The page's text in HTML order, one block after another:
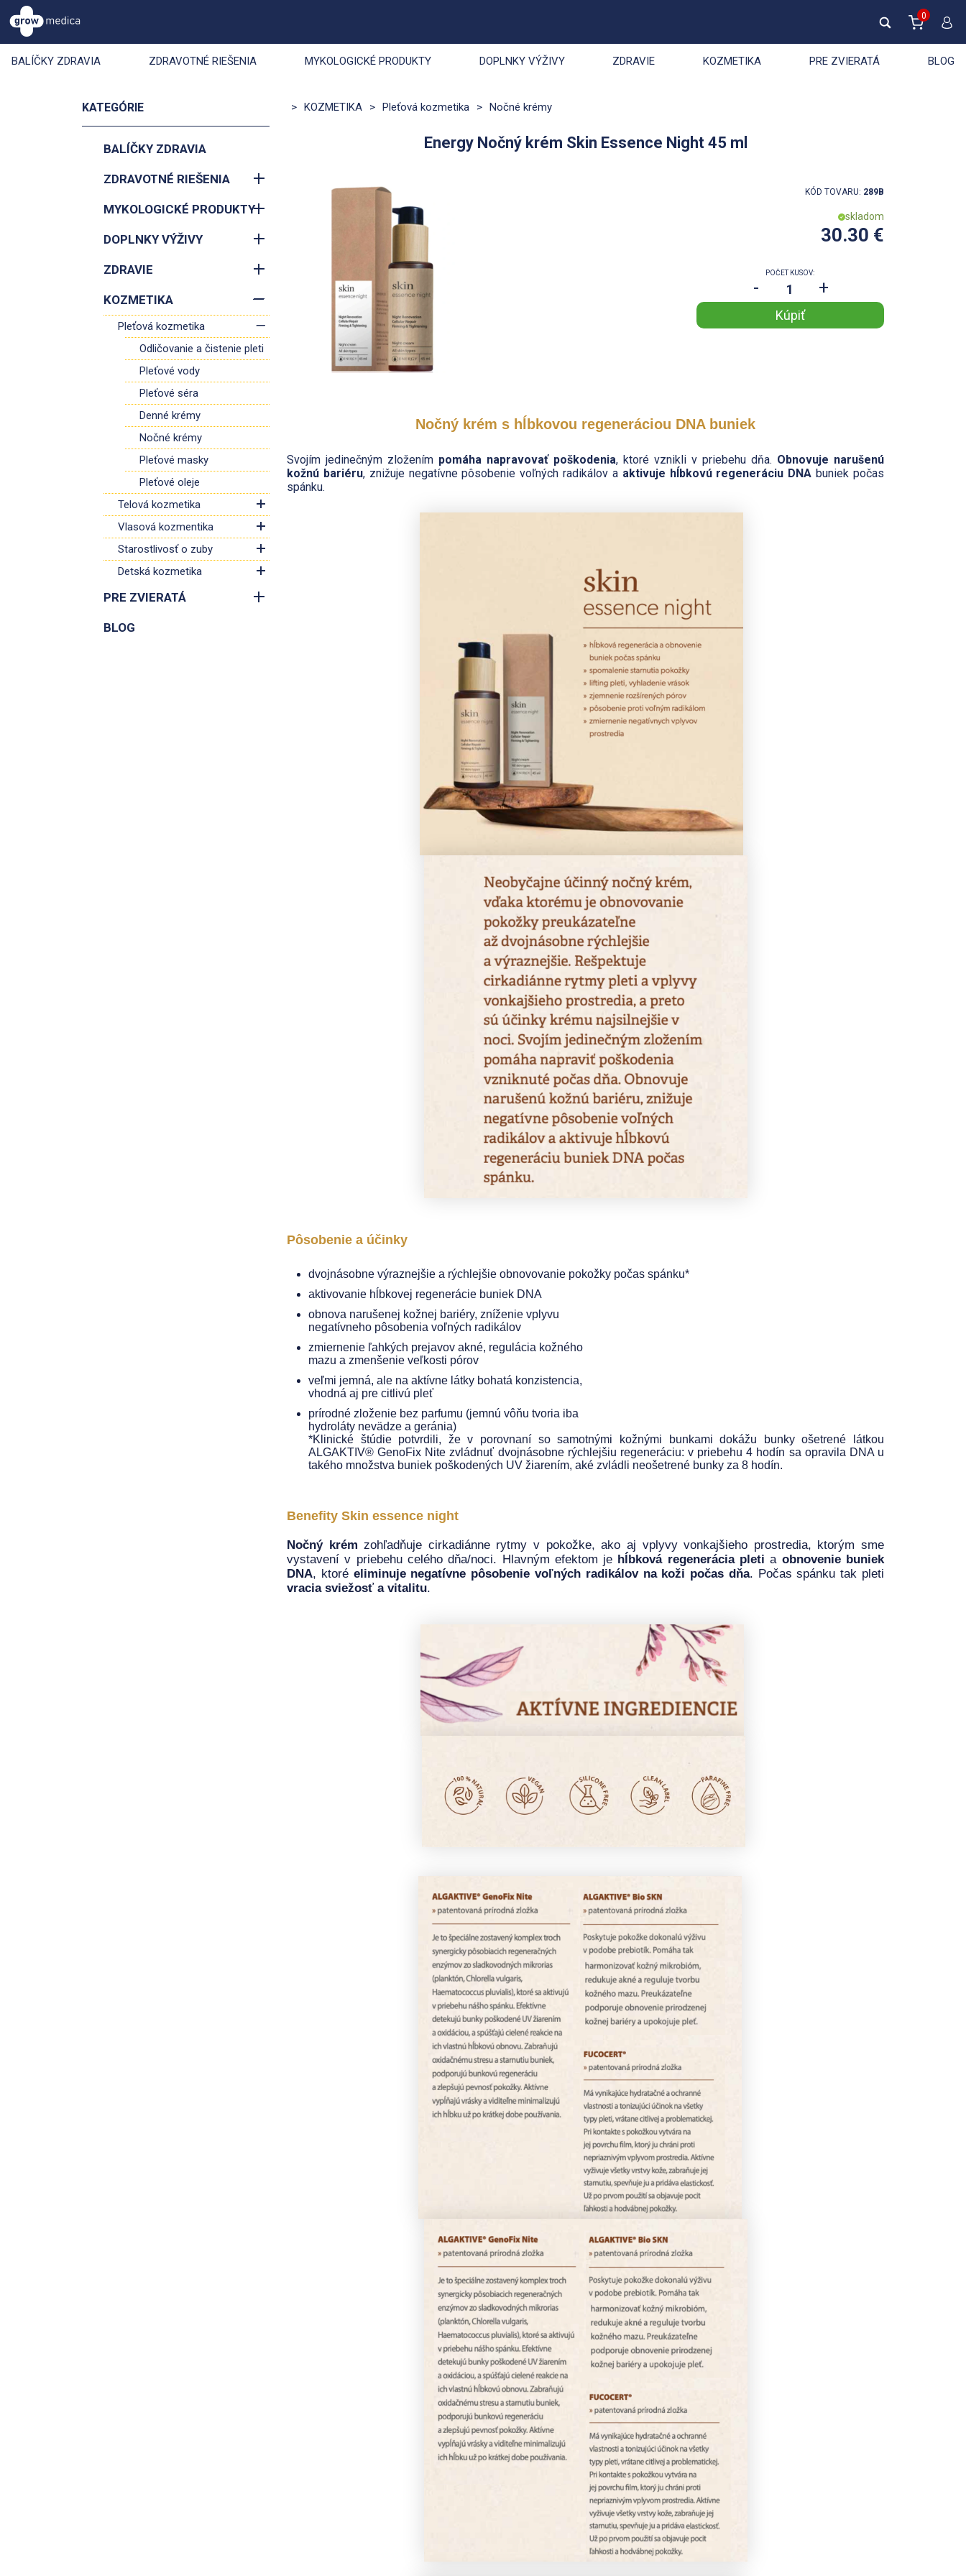
0
BALÍČKY ZDRAVIA ZDRAVOTNÉ RIEŠENIA MYKOLOGICKÉ PRODUKTY DOPLNKY VÝŽIVY ZDRAVIE KOZMETIKA PRE ZVIERATÁ BLOG
KATEGÓRIE
BALÍČKY ZDRAVIA
ZDRAVOTNÉ RIEŠENIA
MYKOLOGICKÉ PRODUKTY
DOPLNKY VÝŽIVY
ZDRAVIE
KOZMETIKA
Pleťová kozmetika
Odličovanie a čistenie pleti
Pleťové vody
Pleťové séra
Denné krémy
Nočné krémy
Pleťové masky
Pleťové oleje
Telová kozmetika
Vlasová kozmentika
Starostlivosť o zuby
Detská kozmetika
PRE ZVIERATÁ
BLOG
> KOZMETIKA > Pleťová kozmetika > Nočné krémy
Energy Nočný krém Skin Essence Night 45 ml
KÓD TOVARU: 289B
skladom
30.30 €
POČET KUSOV:
- +
Nočný krém s hĺbkovou regeneráciou DNA buniek
Svojím jedinečným zložením pomáha napravovať poškodenia, ktoré vznikli v priebehu dňa. Obnovuje narušenú
kožnú bariéru, znižuje negatívne pôsobenie voľných radikálov a aktivuje hĺbkovú regeneráciu DNAbuniek počas
spánku.
Pôsobenie a účinky
dvojnásobne výraznejšie a rýchlejšie obnovovanie pokožky počas spánku*
aktivovanie hĺbkovej regenerácie buniek DNA
obnova narušenej kožnej bariéry, zníženie vplyvu
negatívneho pôsobenia voľných radikálov
zmiernenie ľahkých prejavov akné, regulácia kožného
mazu a zmenšenie veľkosti pórov
veľmi jemná, ale na aktívne látky bohatá konzistencia,
vhodná aj pre citlivú pleť
prírodné zloženie bez parfumu (jemnú vôňu tvoria iba
hydroláty nevädze a geránia)
*Klinické štúdie potvrdili, že v porovnaní so samotnými kožnými bunkami dokážu bunky ošetrené látkou
ALGAKTIV® GenoFix Nite zvládnuť dvojnásobne rýchlejšiu regeneráciu: v priebehu 4 hodín sa opravila DNA u
takého množstva buniek poškodených UV žiarením, aké zvládli neošetrené bunky za 8 hodín.
Benefity Skin essence night
Nočný krém zohľadňuje cirkadiánne rytmy v pokožke, ako aj vplyvy vonkajšieho prostredia, ktorým sme
vystavení v priebehu celého dňa/noci. Hlavným efektom je hĺbková regenerácia pleti aobnovenie buniek
DNA, ktoré eliminuje negatívne pôsobenie voľných radikálov na koži počas dňa. Počas spánku tak pleti
vracia sviežosť a vitalitu.